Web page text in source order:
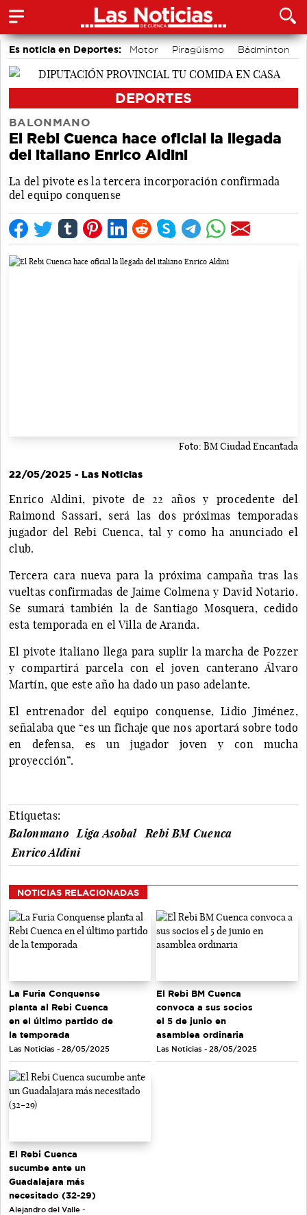
Es noticia en Deportes: Motor Piragüismo
Bádminton
Fútbol
Bolos conquenses
DEPORTES
BALONMANO
El Rebi Cuenca hace oficial la llegada
del italiano Enrico Aldini
La del pivote es la tercera incorporación confirmada
del equipo conquense
Foto: BM Ciudad Encantada
22/05/2025 - Las Noticias
Enrico Aldini, pivote de 22 años y procedente del
Raimond Sassari, será las dos próximas temporadas
jugador del Rebi Cuenca, tal y como ha anunciado el
club.
Tercera cara nueva para la próxima campaña tras las
vueltas confirmadas de Jaime Colmena y David Notario.
Se sumará también la de Santiago Mosquera, cedido
esta temporada en el Villa de Aranda.
El pivote italiano llega para suplir la marcha de Pozzer
y compartirá parcela con el joven canterano Álvaro
Martín, que este año ha dado un paso adelante.
El entrenador del equipo conquense, Lidio Jiménez,
señalaba que “es un fichaje que nos aportará sobre todo
en defensa, es un jugador joven y con mucha
proyección”.
Etiquetas:
Balonmano
Liga Asobal
Rebi BM Cuenca
Enrico Aldini
NOTICIAS RELACIONADAS
La Furia Conquense
planta al Rebi Cuenca
en el último partido de
la temporada
Las Noticias - 28/05/2025
El Rebi BM Cuenca
convoca a sus socios
el 5 de junio en
asamblea ordinaria
Las Noticias - 28/05/2025
El Rebi Cuenca
sucumbe ante un
Guadalajara más
necesitado (32-29)
Alejandro del Valle -